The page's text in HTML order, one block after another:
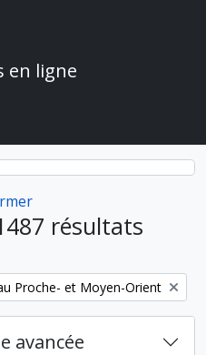
en ligne
résultats
Proche- et Moyen-Orient
avancée